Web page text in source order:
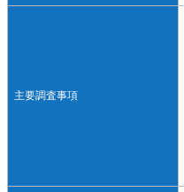
主要調査事項